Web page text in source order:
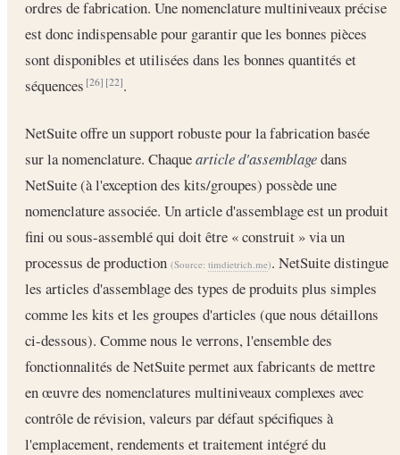
ordres de fabrication. Une nomenclature multiniveaux précise
est donc indispensable pour garantir que les bonnes pièces
sont disponibles et utilisées dans les bonnes quantités et
séquences[26] [22].
NetSuite offre un support robuste pour la fabrication basée
sur la nomenclature. Chaquearticle d'assemblagedans
NetSuite (à l'exception des kits/groupes) possède une
nomenclature associée. Un article d'assemblage est un produit
fini ou sous-assemblé qui doit être « construit » via un
processus de production (Source: timdietrich.me). NetSuite distingue
les articles d'assemblage des types de produits plus simples
comme les kits et les groupes d'articles (que nous détaillons
ci-dessous). Comme nous le verrons, l'ensemble des
fonctionnalités de NetSuite permet aux fabricants de mettre
en œuvre des nomenclatures multiniveaux complexes avec
contrôle de révision, valeurs par défaut spécifiques à
l'emplacement, rendements et traitement intégré du